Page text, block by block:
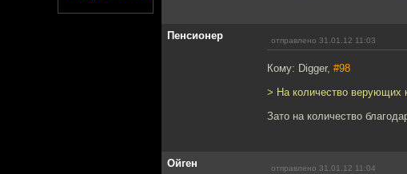
Пенсионер отправлено 31.01.12 11:03
Кому: Digger, #98
> На количество верующих
Зато на количество
Ойген отправлено 31.01.12 11:04